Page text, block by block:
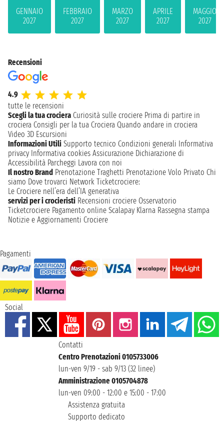
GENNAIO
2027
FEBBRAIO
2027
MARZO
2027
APRILE
2027
MAGGIO
2027
Recensioni
4.9
tutte le recensioni
Scegli la tua crociera Curiosità sulle crociere Prima di partire in
crociera Consigli per la tua Crociera Quando andare in crociera
Video 3D Escursioni
Informazioni Utili Supporto tecnico Condizioni generali Informativa
privacy Informativa cookies Assicurazione Dichiarazione di
Accessibilità Parcheggi Lavora con noi
Il nostro Brand Prenotazione Traghetti Prenotazione Volo Privato Chi
siamo Dove trovarci Network Ticketcrociere:
Le Crociere nell’era dell’IA generativa
servizi per i crocieristi Recensioni crociere Osservatorio
Ticketcrociere Pagamento online Scalapay Klarna Rassegna stampa
Notizie e Aggiornamenti Crociere
Pagamenti
Social
Contatti
Centro Prenotazioni 0105733006
lun-ven 9/19 - sab 9/13 (32 linee)
Amministrazione 0105704878
lun-ven 09:00 - 12:00 e 15:00 - 17:00
Assistenza gratuita
Supporto dedicato